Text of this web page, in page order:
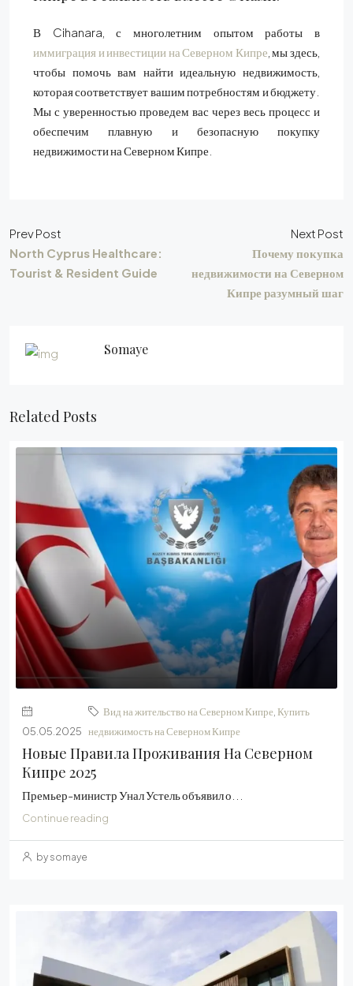
В Cihanara, с многолетним опытом работы в
иммиграция и инвестиции на Северном Кипре , мы здесь,
чтобы помочь вам найти идеальную недвижимость,
которая соответствует вашим потребностям и бюджету.
Мы с уверенностью проведем вас через весь процесс и
обеспечим плавную и безопасную покупку
недвижимости на Северном Кипре.
Prev Post
North Cyprus Healthcare:
Tourist & Resident Guide
Next Post
Почему покупка
недвижимости на Северном
Кипре разумный шаг
Somaye
Related Posts
05.05.2025
Вид на жительство на Северном Кипре Купить
недвижимость на Северном Кипре
Новые Правила Проживания На Северном
Кипре 2025
Премьер-министр Унал Устель объявил о...
Continue reading
by somaye